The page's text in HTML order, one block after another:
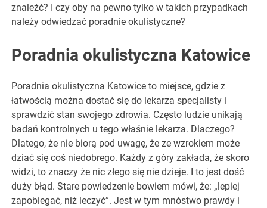
znaleźć? I czy oby na pewno tylko w takich przypadkach
należy odwiedzać poradnie okulistyczne?
Poradnia okulistyczna Katowice
Poradnia okulistyczna Katowice to miejsce, gdzie z
łatwością można dostać się do lekarza specjalisty i
sprawdzić stan swojego zdrowia. Często ludzie unikają
badań kontrolnych u tego właśnie lekarza. Dlaczego?
Dlatego, że nie biorą pod uwagę, że ze wzrokiem może
dziać się coś niedobrego. Każdy z góry zakłada, że skoro
widzi, to znaczy że nic złego się nie dzieje. I to jest dość
duży błąd. Stare powiedzenie bowiem mówi, że: „lepiej
zapobiegać, niż leczyć”. Jest w tym mnóstwo prawdy i